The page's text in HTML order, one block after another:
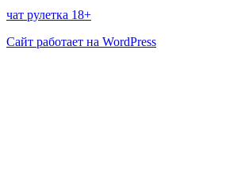
чат рулетка 18+
Сайт работает на WordPress